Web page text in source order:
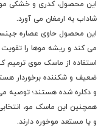
این محصول، کدری و خشکی
شاداب به ارمغان می آورد.
این محصول حاوی عصاره
می کند و ریشه موها را تقویت
استفاده از ماسک موی ترمیم
ضعیف و شکننده برخوردار
و دکلره شده هستند؛ توصیه
همچنین این ماسک مو،
و یا مستعد موخوره دارند.